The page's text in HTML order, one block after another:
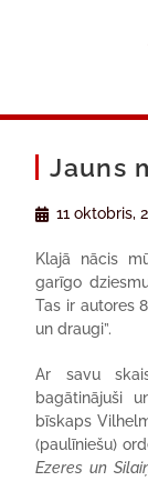
Jauns
11 oktobris,
Klajā nācis
garīgo
Tas ir autores
un draugi”.
Ar savu
bagātinājuši
bīskaps
(paulīniešu)
Ezeres un